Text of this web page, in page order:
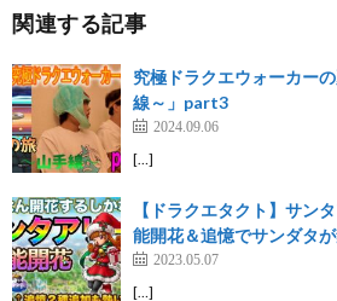
関連する記事
究極ドラクエウォーカー
線～」part3
2024.09.06
[…]
【ドラクエタクト】サン
能開花＆追憶でサンダタ
2023.05.07
[…]